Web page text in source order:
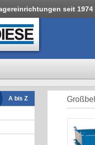
seit 1974
A bis Z